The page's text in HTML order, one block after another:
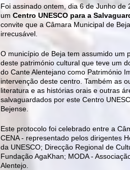
Foi assinado ontem, dia 6 de Junho
um Centro UNESCO para a
convite que a Câmara Municipal de
irrecusável.
O município de Beja tem assumido um
deste património cultural que teve um
do Cante Alentejano como Património
intervenção deste centro. Também as
literatura e as histórias orais e outras
salvaguardados por este Centro
Bejense.
Este protocolo foi celebrado entre a
CENA - representado pelos dirigentes
da UNESCO; Direcção Regional de
Fundação AgaKhan; MODA -
Alentejo.